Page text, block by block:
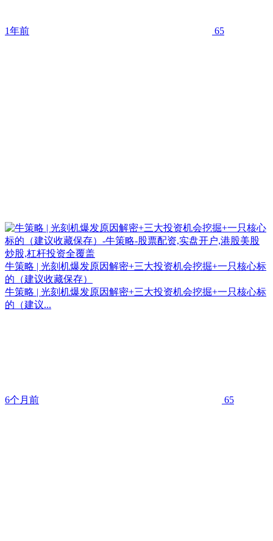
1年前 65
牛策略 | 光刻机爆发原因解密+三大投资机会挖掘+一只核心标
的（建议收藏保存）
牛策略 | 光刻机爆发原因解密+三大投资机会挖掘+一只核心标
的（建议...
6个月前 65